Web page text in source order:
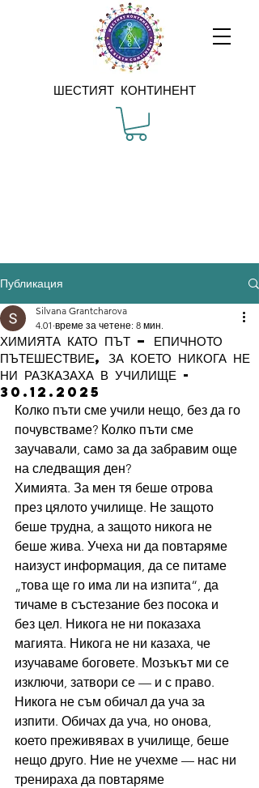
ШЕСТИЯТ КОНТИНЕНТ
Публикация
ХИМИЯТА КАТО ПЪТ – ЕПИЧНОТО
ПЪТЕШЕСТВИЕ, ЗА КОЕТО НИКОГА НЕ
НИ РАЗКАЗАХА В УЧИЛИЩЕ -
30.12.2025
Silvana Grantcharova
4.01 време за четене: 8 мин.
Колко пъти сме учили нещо, без да го
почувстваме? Колко пъти сме
заучавали, само за да забравим още
на следващия ден?
Химията. За мен тя беше отрова
през цялото училище. Не защото
беше трудна, а защото никога не
беше жива. Учеха ни да повтаряме
наизуст информация, да се питаме
„това ще го има ли на изпита“, да
тичаме в състезание без посока и
без цел. Никога не ни показаха
магията. Никога не ни казаха, че
изучаваме боговете. Мозъкът ми се
изключи, затвори се — и с право.
Никога не съм обичал да уча за
изпити. Обичах да уча, но онова,
което преживявах в училище, беше
нещо друго. Ние не учехме — нас ни
тренираха да повтаряме